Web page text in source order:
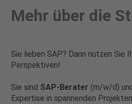
Mehr über die
Sie lieben SAP? Dann nutzen Sie
Perspektiven!
Sie sind SAP-Berater (m/w/d)
Expertise in spannenden